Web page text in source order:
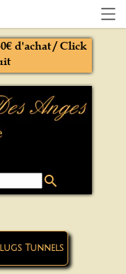
d'achat / Click
search
Tunnels